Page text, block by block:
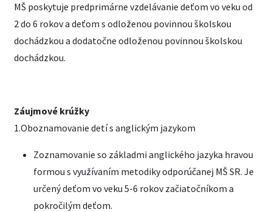
MŠ poskytuje predprimárne vzdelávanie deťom vo veku od
2 do 6 rokov a deťom s odloženou povinnou školskou
dochádzkou a dodatočne odloženou povinnou školskou
dochádzkou.
Záujmové krúžky
1.Oboznamovanie detí s anglickým jazykom
Zoznamovanie so základmi anglického jazyka hravou
formou s využívaním metodiky odporúčanej MŠ SR. Je
určený deťom vo veku 5-6 rokov začiatočníkom a
pokročilým deťom.